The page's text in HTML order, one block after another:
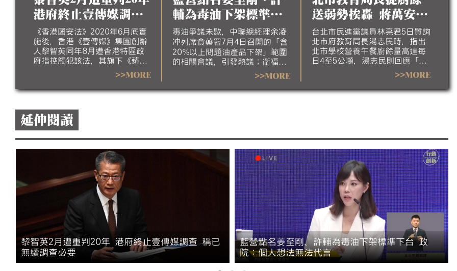
港府終止壹傳媒調查
稱已無續調查必要
《香港國安法》2020年6月底實
施後，香港《壹傳媒》集團創辦
人黎智英同年8月遭香港特區政
府指控觸犯該法，其旗下《蘋果
日報》也於隔年6月24日停刊；
最終，黎智英今年2月9日遭香港
高等法院重判20年。香港政府本
波依據《公司條例》指示審查員
終止調查《壹傳媒》事務，審查
員任期也已於7月27日屆滿，並
指《壹傳媒》已遭法院勒令清
盤、其前高層人員涉也因涉國安
案件遭判刑，認為已無繼續調查
>>MORE
輔為毒油下架標準下
台 政院：個人想法無
法代言
毒油爭議未歇，中聯總經理余凌
冲列席食藥署7月4日召開的「含
20%以上問題油產品下架」範圍
的相關會議，引發熱議；衛福部
昨日為此公布當日會議紀錄。國
民黨今（5）日則指出，食安辦
主任許輔會中替業者擔心，應被
想法，無法代為發言。
>>MORE
送弱勢挨轟 蔣萬安澄
清：不會這樣做
台北市民進黨議員林亮君5日質詢
北市府教育局長湯志民時，指出
北市學校營養午餐廚餘量高達每
日4至5公噸，湯志民則回應「剩
食可以跟弱勢單位交流」，引發
討論。對此，台北市長蔣萬安今
（6）日澄清，市府不會這樣做，
>>MORE
延伸閱讀
黎智英2月遭重判20年 港府終止壹傳媒調查 稱已
無續調查必要
藍營點名姜至剛、許輔為毒油下架標準下台 政
院：個人想法無法代言